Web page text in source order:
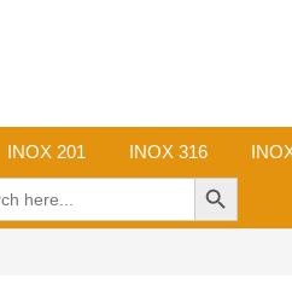
INOX 201 INOX 316
Search Button